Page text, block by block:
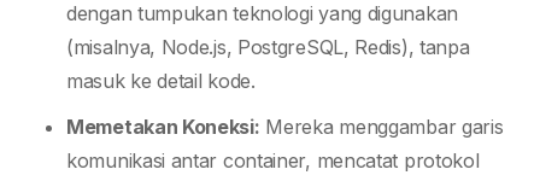
dengan tumpukan teknologi yang digunakan
(misalnya, Node.js, PostgreSQL, Redis), tanpa
masuk ke detail kode.
Memetakan Koneksi: Mereka menggambar garis
komunikasi antar container, mencatat protokol